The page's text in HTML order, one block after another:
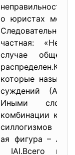
о юристах
частная:
случае
которые
суждений (А,
Иными
комбинации
силлогизмов
ая фигура –
IAI.Всего